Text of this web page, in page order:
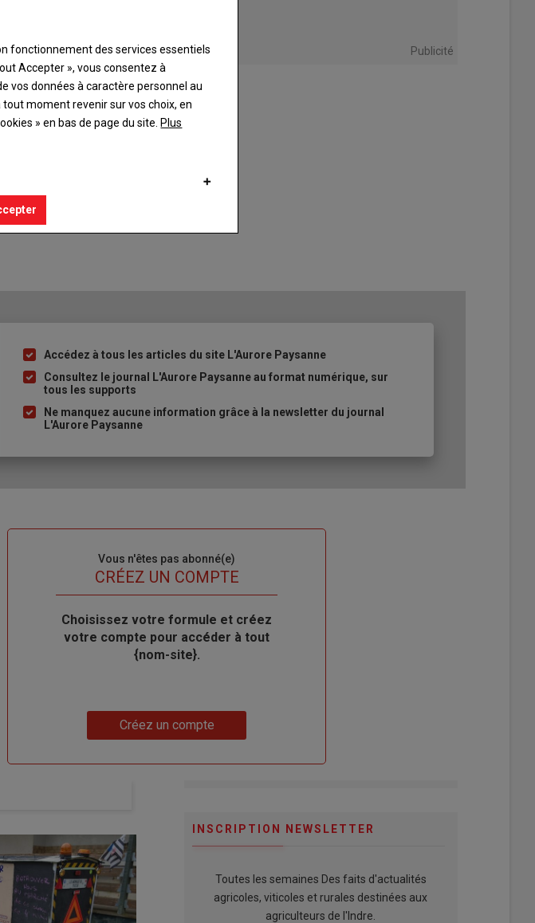
1955, Pierre Jacquin, le
en 1976 qu’un
dans une usine de
laiterie.
Publicité
Liste
à
puce
Accédez à tous les articles du site L'Aurore Paysanne
Consultez le journal L'Aurore Paysanne au format numérique, sur
tous les supports
Ne manquez aucune information grâce à la newsletter du journal
L'Aurore Paysanne
Vous n'êtes pas abonné(e)
TITRECRÉEZ UN COMPTE
Body
Choisissez votre formule et créez
votre compte pour accéder à tout
{nom-site}.
Créez un compte
INSCRIPTION NEWSLETTER
Toutes les semaines Des faits d'actualités
agricoles, viticoles et rurales destinées aux
agriculteurs de l'Indre.
fonctionnement des services essentiels
Accepter », vous consentez à
vos données à caractère personnel au
moment revenir sur vos choix, en
» en bas de page du site. Plus